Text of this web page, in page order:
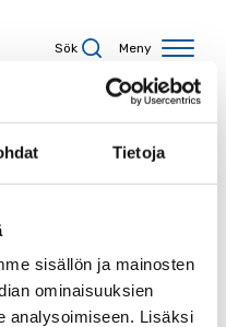
Tietoja
sisällön ja mainosten
ominaisuuksien
analysoimiseen. Lisäksi
Sök Meny